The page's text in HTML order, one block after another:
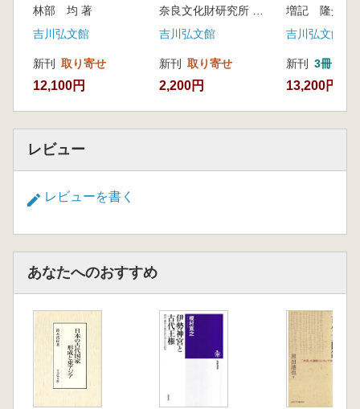
第五章 檜隈寺跡の伽藍と大改修
はじめに
二 天武天皇に叱責された東漢直
三 天武天皇への檜隈の地の割譲
四 檜隈寺の伽藍の大改修
おわりに
第六章 本薬師寺の伽藍と新羅の感恩寺
二 新羅の感恩寺・四天王寺と双塔式伽藍
五 古代日本と統一新羅との国際関係
おわりに
はじめに
一 小山廃寺の伽藍と軒瓦
二 軒瓦からみた造営氏族
三 小山廃寺の寺院名と藤原寺
林部 均 著
吉川弘文館
新刊 取り寄せ
12,100円
宮・難波宮
奈良文化財研究所 大阪歴史博物館 編集
吉川弘文館
新刊 取り寄せ
2,200円
増記 隆介 著
吉川弘文館
新刊 3冊
13,200円
レビュー
レビューを書く
あなたへのおすすめ